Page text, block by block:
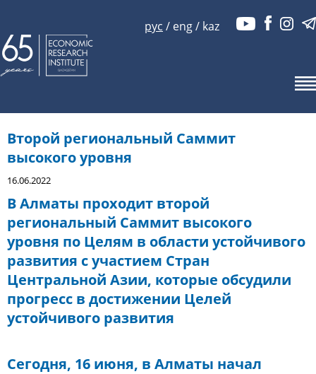
рус / eng/ kaz
Второй региональный Саммит
высокого уровня
16.06.2022
В Алматы проходит второй
региональный Саммит высокого
уровня по Целям в области устойчивого
развития с участием Стран
Центральной Азии, которые обсудили
прогресс в достижении Целей
устойчивого развития
Сегодня, 16 июня, в Алматы начал